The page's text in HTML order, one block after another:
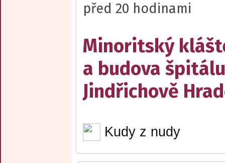
před 20 hodinami
Minoritský
a budova
Jindřichově
Kudy z nudy